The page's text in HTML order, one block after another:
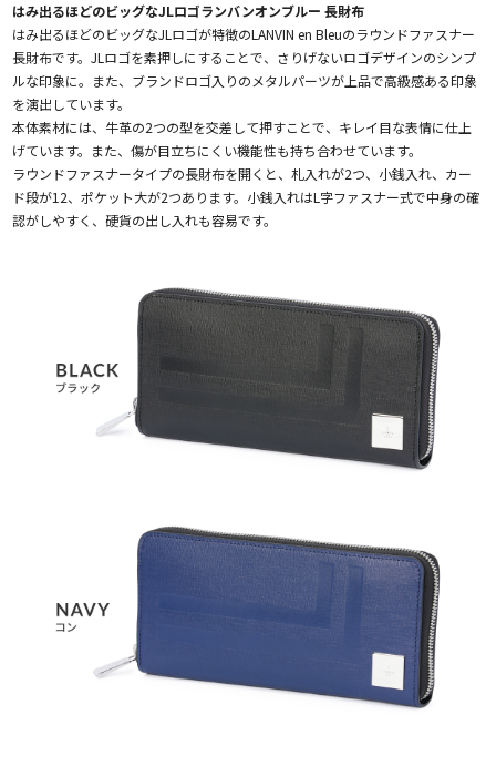
はみ出るほどのビッグなJLロゴランバンオンブルー 長財布
はみ出るほどのビッグなJLロゴが特徴のLANVIN en Bleuのラウンドファスナー
長財布です。JLロゴを素押しにすることで、さりげないロゴデザインのシンプ
ルな印象に。また、ブランドロゴ入りのメタルパーツが上品で高級感ある印象
を演出しています。
本体素材には、牛革の2つの型を交差して押すことで、キレイ目な表情に仕上
げています。また、傷が目立ちにくい機能性も持ち合わせています。
ラウンドファスナータイプの長財布を開くと、札入れが2つ、小銭入れ、カー
ド段が12、ポケット大が2つあります。小銭入れはL字ファスナー式で中身の確
認がしやすく、硬貨の出し入れも容易です。